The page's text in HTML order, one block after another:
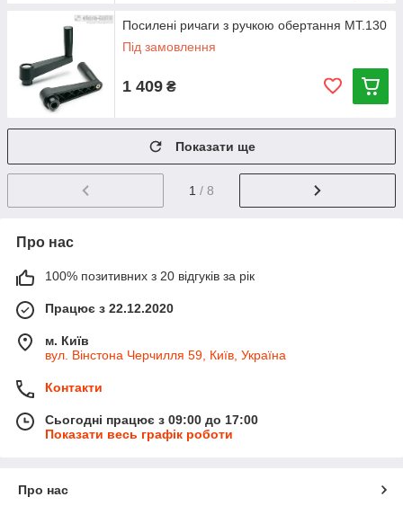
Посилені ричаги з ручкою обертання MT.130
Під замовлення
1 409 ₴
Показати ще
1 / 8
Про нас
100% позитивних з 20 відгуків за рік
Працює з 22.12.2020
м. Київ
вул. Вінстона Черчилля 59, Київ, Україна
Контакти
Сьогодні працює з 09:00 до 17:00
Показати весь графік роботи
Про нас